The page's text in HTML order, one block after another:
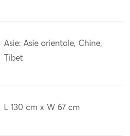
Asie: Asie orientale, Chine,
Tibet
L 130 cm x W 67 cm